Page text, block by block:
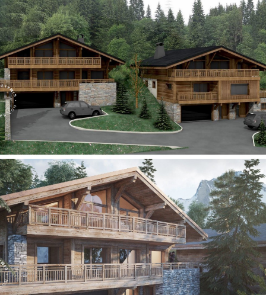
Panorama 2026
Etude annuelle de l'immobilier de montagne par Cimalpes
En savoir plus
Où trouver les plus beaux spots de ski hors-piste dans les Alpes
françaises ?
Vous attendez les chutes de neige comme d'autres guettent le lever
du soleil ? Vous snobez les pistes damées pour leur préférer les
grands espaces vierges de traces ? Vous faites sans doute partie de
ces adeptes du ski hors-piste. Découvrez notre sélection de secteurs
mythiques où la poudreuse se mérite - et se savoure.